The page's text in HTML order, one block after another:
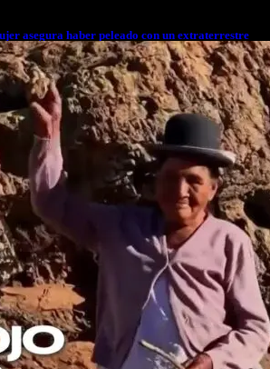
asegura haber peleado con un extraterrestre
a cuerpo